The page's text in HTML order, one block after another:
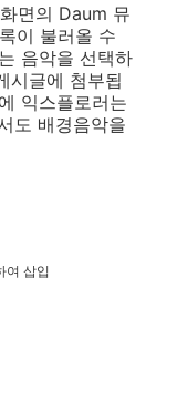
면의 Daum 뮤
이 불러올 수
음악을 선택하
시글에 첨부됩
익스플로러는
도 배경음악을
여 삽입